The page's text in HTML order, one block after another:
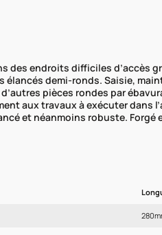
des endroits difficiles d’accès
demi-ronds. Saisie,
pièces rondes par
aux travaux à exécuter dans
et néanmoins robuste. Forgé